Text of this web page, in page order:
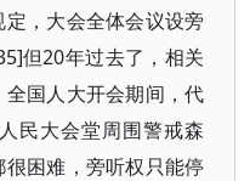
，大会全体会议设旁
但20年过去了，相关
国人大开会期间，代
民大会堂周围警戒森
困难，旁听权只能停